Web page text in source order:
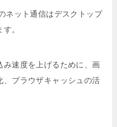
ネット通信はデスクトップ
。
み速度を上げるために、画
、ブラウザキャッシュの活